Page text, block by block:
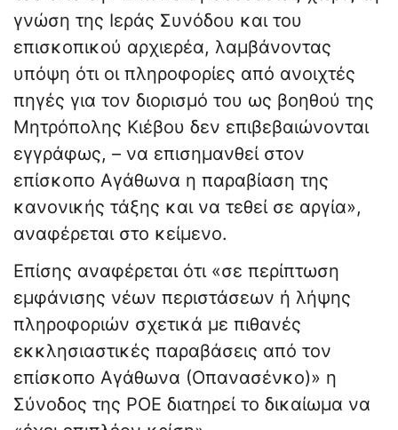
γνώση της Ιεράς Συνόδου και του
επισκοπικού αρχιερέα, λαμβάνοντας
υπόψη ότι οι πληροφορίες από ανοιχτές
πηγές για τον διορισμό του ως βοηθού της
Μητρόπολης Κιέβου δεν επιβεβαιώνονται
εγγράφως, – να επισημανθεί στον
επίσκοπο Αγάθωνα η παραβίαση της
κανονικής τάξης και να τεθεί σε αργία»,
αναφέρεται στο κείμενο.
Επίσης αναφέρεται ότι «σε περίπτωση
εμφάνισης νέων περιστάσεων ή λήψης
πληροφοριών σχετικά με πιθανές
εκκλησιαστικές παραβάσεις από τον
επίσκοπο Αγάθωνα (Οπανασένκο)» η
Σύνοδος της ΡΟΕ διατηρεί το δικαίωμα να